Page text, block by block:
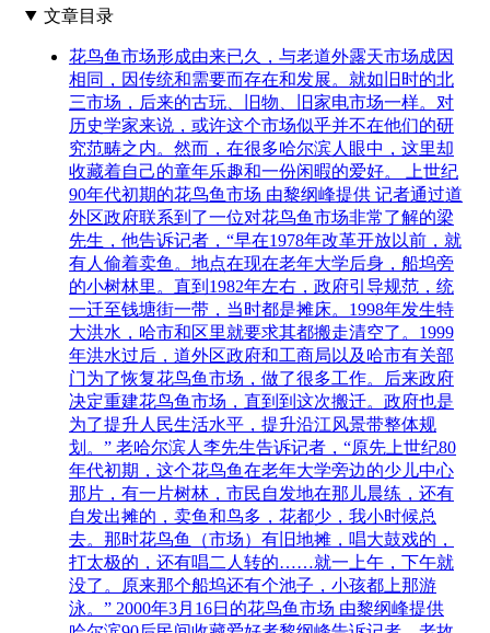
文章目录
花鸟鱼市场形成由来已久，与老道外露天市场成因
相同，因传统和需要而存在和发展。就如旧时的北
三市场，后来的古玩、旧物、旧家电市场一样。对
历史学家来说，或许这个市场似乎并不在他们的研
究范畴之内。然而，在很多哈尔滨人眼中，这里却
收藏着自己的童年乐趣和一份闲暇的爱好。 上世纪
90年代初期的花鸟鱼市场 由黎纲峰提供 记者通过道
外区政府联系到了一位对花鸟鱼市场非常了解的梁
先生，他告诉记者，“早在1978年改革开放以前，就
有人偷着卖鱼。地点在现在老年大学后身，船坞旁
的小树林里。直到1982年左右，政府引导规范，统
一迁至钱塘街一带，当时都是摊床。1998年发生特
大洪水，哈市和区里就要求其都搬走清空了。1999
年洪水过后，道外区政府和工商局以及哈市有关部
门为了恢复花鸟鱼市场，做了很多工作。后来政府
决定重建花鸟鱼市场，直到到这次搬迁。政府也是
为了提升人民生活水平，提升沿江风景带整体规
划。” 老哈尔滨人李先生告诉记者，“原先上世纪80
年代初期，这个花鸟鱼在老年大学旁边的少儿中心
那片，有一片树林，市民自发地在那儿晨练，还有
自发出摊的，卖鱼和鸟多，花都少，我小时候总
去。那时花鸟鱼（市场）有旧地摊，唱大鼓戏的，
打太极的，还有唱二人转的……就一上午，下午就
没了。原来那个船坞还有个池子，小孩都上那游
泳。” 2000年3月16日的花鸟鱼市场 由黎纲峰提供